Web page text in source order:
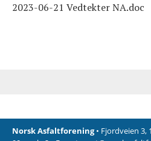
2023-06-21 Vedtekter NA.doc
Norsk Asfaltforening• Fjordveien 3,